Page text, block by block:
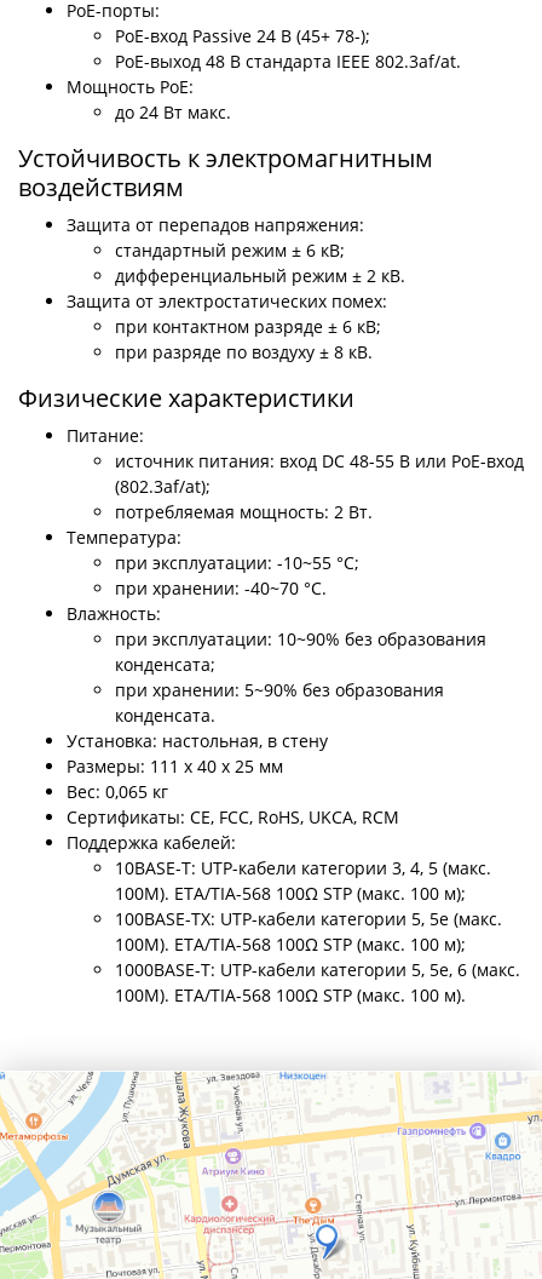
PoE-порты:
PoE-вход Passive 24 В (45+ 78-);
PoE-выход 48 В стандарта IEEE 802.3af/at.
Мощность PoE:
до 24 Вт макс.
Устойчивость к электромагнитным
воздействиям
Защита от перепадов напряжения:
стандартный режим ± 6 кВ;
дифференциальный режим ± 2 кВ.
Защита от электростатических помех:
при контактном разряде ± 6 кВ;
при разряде по воздуху ± 8 кВ.
Физические характеристики
Питание:
источник питания: вход DC 48-55 В или PoE-вход
(802.3af/at);
потребляемая мощность: 2 Вт.
Температура:
при эксплуатации: -10~55 °C;
при хранении: -40~70 °C.
Влажность:
при эксплуатации: 10~90% без образования
конденсата;
при хранении: 5~90% без образования
конденсата.
Установка: настольная, в стену
Размеры: 111 х 40 х 25 мм
Вес: 0,065 кг
Сертификаты: CE, FCC, RoHS, UKCA, RCM
Поддержка кабелей:
10BASE-T: UTP-кабели категории 3, 4, 5 (макс.
100М). ETA/TIA-568 100Ω STP (макс. 100 м);
100BASE-TX: UTP-кабели категории 5, 5e (макс.
100М). ETA/TIA-568 100Ω STP (макс. 100 м);
1000BASE-T: UTP-кабели категории 5, 5e, 6 (макс.
100М). ETA/TIA-568 100Ω STP (макс. 100 м).